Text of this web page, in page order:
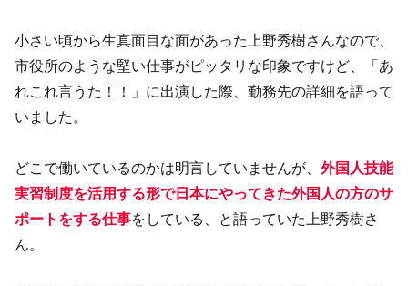
小さい頃から生真面目な面があった上野秀樹さんなので、
市役所のような堅い仕事がピッタリな印象ですけど、「あ
れこれ言うた！！」に出演した際、勤務先の詳細を語って
いました。
どこで働いているのかは明言していませんが、 外国人技能
実習制度を活用する形で日本にやってきた外国人の方のサ
ポートをする仕事をしている、と語っていた上野秀樹さ
ん。